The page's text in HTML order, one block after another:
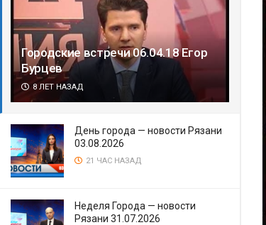
Городские встречи 06.04.18 Егор
Бурцев
8 ЛЕТ НАЗАД
День города — новости Рязани
03.08.2026
21 ЧАС НАЗАД
Неделя Города — новости
Рязани 31.07.2026